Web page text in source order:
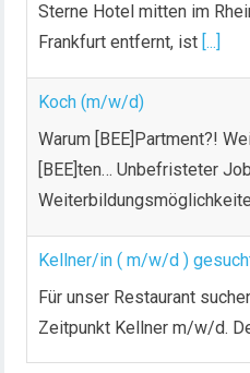
Sterne Hotel mitten im
Frankfurt entfernt, ist [...]
Koch (m/w/d)
Warum [BEE]Partment?!
[BEE]ten… Unbefristeter
Kellner/in ( m/w/d )
Für unser Restaurant
Zeitpunkt Kellner m/w/d.